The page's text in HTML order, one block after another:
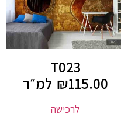
T023
₪115.00 למ״ר
לרכישה